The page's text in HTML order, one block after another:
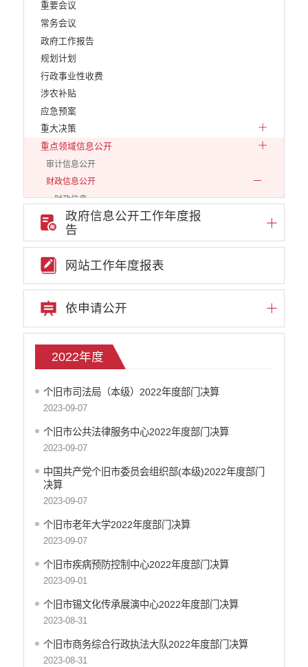
重要会议
常务会议
政府工作报告
规划计划
行政事业性收费
涉农补贴
应急预案
重大决策
重点领域信息公开
审计信息公开
财政信息公开
财政信息
预算专栏
决算专栏
市级二级单位
2016年度
2017年度
2020年度
2022年度
2023年度
2024年度
财政资金直达基层
政府集中采购
行政审批信息
价格和收费
就业创业
文化、旅游
民政信息
政府信息公开工作年度报
告
网站工作年度报表
依申请公开
2022年度
个旧市司法局（本级）2022年度部门决算
2023-09-07
个旧市公共法律服务中心2022年度部门决算
2023-09-07
中国共产党个旧市委员会组织部(本级)2022年度部门
决算
2023-09-07
个旧市老年大学2022年度部门决算
2023-09-07
个旧市疾病预防控制中心2022年度部门决算
2023-09-01
个旧市锡文化传承展演中心2022年度部门决算
2023-08-31
个旧市商务综合行政执法大队2022年度部门决算
2023-08-31